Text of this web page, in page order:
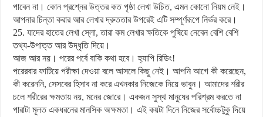
পাবেন না। কোন প্রশ্নের উত্তর কত পৃষ্ঠা লেখা উচিত, এমন কোনো নিয়ম নেই।
আপনার চিন্তা করার আর লেখার দ্রুততার উপরেই এটি সম্পূর্ণরূপে নির্ভর করে।
25. যাদের হাতের লেখা স্লো, তারা কম লেখার ক্ষতিকে পুষিয়ে নেবেন বেশি বেশি
তথ্য-উপাত্ত আর উদ্ধৃতি দিয়ে।
আজ আর নয়। পরের পর্বে বাকি কথা হবে। হ্যাপি রিডিং!
পরেরবার ফাটিয়ে পরীক্ষা দেওয়া বলে আসলে কিছু নেই। আপনি আগে কী করেছেন,
কী করেননি, সেসবের হিসাব না করে এখনকার নিজেকে নিয়ে ভাবুন। আমাদের শরীর
চলে শরীরের ক্ষমতায় নয়, মনের জোরে। একজন সুস্থ মানুষের পরিশ্রম করতে না
পারাটা মূলত একধরনের মানসিক অক্ষমতা। এই কয়টা দিনে নিজের সর্বোচ্চটুকু দিয়ে